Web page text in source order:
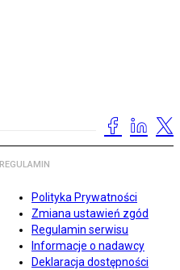
REGULAMIN
Polityka Prywatności
Zmiana ustawień zgód
Regulamin serwisu
Informacje o nadawcy
Deklaracja dostępności